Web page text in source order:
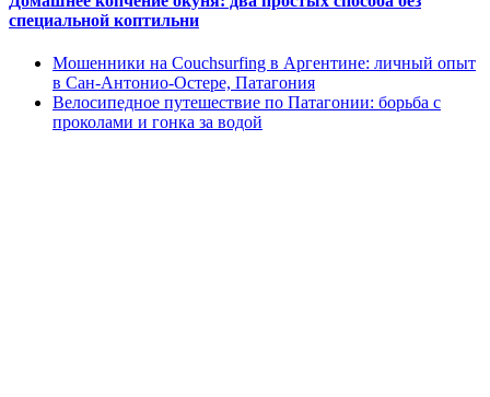
специальной коптильни
Мошенники на Couchsurfing в Аргентине: личный опыт
в Сан-Антонио-Остере, Патагония
Велосипедное путешествие по Патагонии: борьба с
проколами и гонка за водой